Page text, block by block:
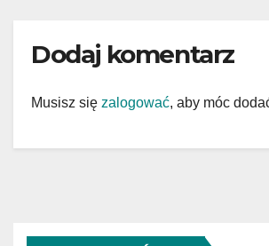
Dodaj komentarz
Musisz się zalogować, aby móc